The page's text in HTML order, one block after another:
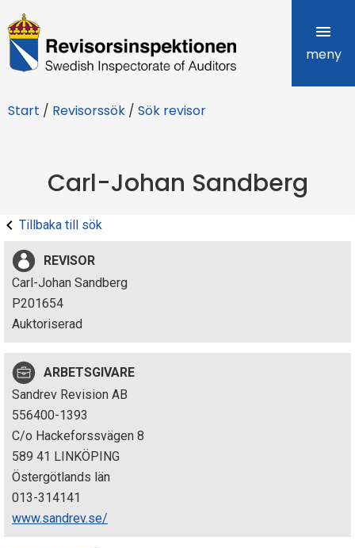
R
e
i
r
s
i
n
p
e
k
t
i
meny
Start / Revisorssök / Sök revisor
Carl-Johan Sandberg
Tillbaka till sök
REVISOR
Carl-Johan Sandberg
P201654
Auktoriserad
ARBETSGIVARE
Sandrev Revision AB
556400-1393
C/o Hackeforssvägen 8
589 41 LINKÖPING
Östergötlands län
013-314141
www.sandrev.se/